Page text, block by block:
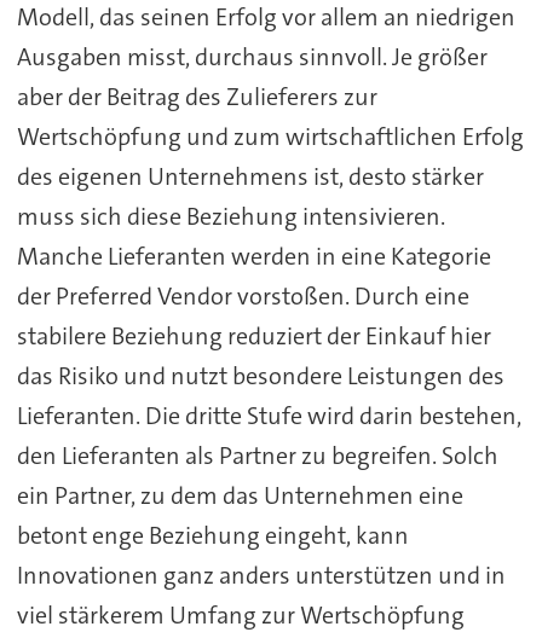
Modell, das seinen Erfolg vor allem an niedrigen
Ausgaben misst, durchaus sinnvoll. Je größer
aber der Beitrag des Zulieferers zur
Wertschöpfung und zum wirtschaftlichen Erfolg
des eigenen Unternehmens ist, desto stärker
muss sich diese Beziehung intensivieren.
Manche Lieferanten werden in eine Kategorie
der Preferred Vendor vorstoßen. Durch eine
stabilere Beziehung reduziert der Einkauf hier
das Risiko und nutzt besondere Leistungen des
Lieferanten. Die dritte Stufe wird darin bestehen,
den Lieferanten als Partner zu begreifen. Solch
ein Partner, zu dem das Unternehmen eine
betont enge Beziehung eingeht, kann
Innovationen ganz anders unterstützen und in
viel stärkerem Umfang zur Wertschöpfung